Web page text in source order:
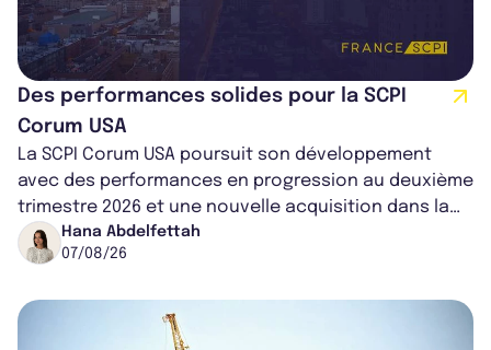
Des performances solides pour la SCPI
Corum USA
La SCPI Corum USA poursuit son développement
avec des performances en progression au deuxième
trimestre 2026 et une nouvelle acquisition dans la
région de Chicago. Entre hausse de...
Hana Abdelfettah
07/08/26